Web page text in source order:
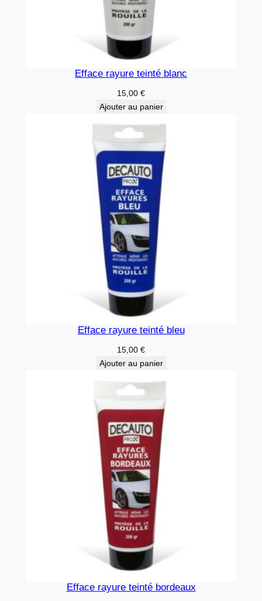
Efface rayure teinté blanc
15,00 €
Ajouter au panier
Efface rayure teinté bleu
15,00 €
Ajouter au panier
Efface rayure teinté bordeaux